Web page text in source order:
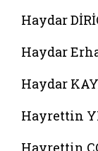
Haydar
Haydar
Haydar
Hayrettin
Hayrettin